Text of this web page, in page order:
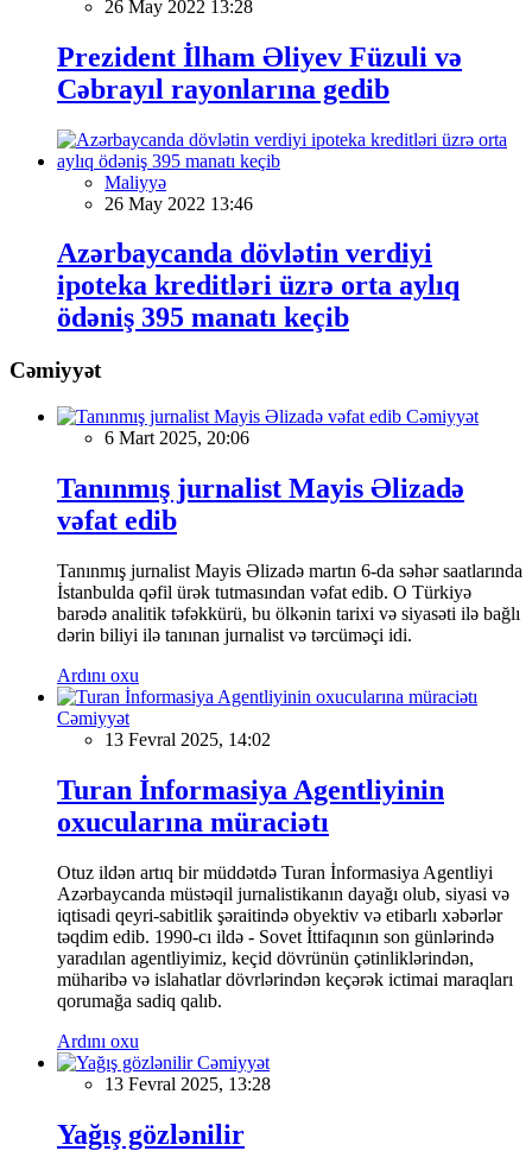
26 May 2022 13:28
Prezident İlham Əliyev Füzuli və
Cəbrayıl rayonlarına gedib
Maliyyə
26 May 2022 13:46
Azərbaycanda dövlətin verdiyi
ipoteka kreditləri üzrə orta aylıq
ödəniş 395 manatı keçib
Cəmiyyət
Cəmiyyət
6 Mart 2025, 20:06
Tanınmış jurnalist Mayis Əlizadə
vəfat edib
Tanınmış jurnalist Mayis Əlizadə martın 6-da səhər saatlarında
İstanbulda qəfil ürək tutmasından vəfat edib. O Türkiyə
barədə analitik təfəkkürü, bu ölkənin tarixi və siyasəti ilə bağlı
dərin biliyi ilə tanınan jurnalist və tərcüməçi idi.
Ardını oxu
Cəmiyyət
13 Fevral 2025, 14:02
Turan İnformasiya Agentliyinin
oxucularına müraciətı
Otuz ildən artıq bir müddətdə Turan İnformasiya Agentliyi
Azərbaycanda müstəqil jurnalistikanın dayağı olub, siyasi və
iqtisadi qeyri-sabitlik şəraitində obyektiv və etibarlı xəbərlər
təqdim edib. 1990-cı ildə - Sovet İttifaqının son günlərində
yaradılan agentliyimiz, keçid dövrünün çətinliklərindən,
müharibə və islahatlar dövrlərindən keçərək ictimai maraqları
qorumağa sadiq qalıb.
Ardını oxu
Cəmiyyət
13 Fevral 2025, 13:28
Yağış gözlənilir